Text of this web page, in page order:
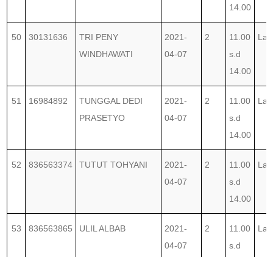
14.00
50 30131636
TRI PENY
WINDHAWATI
2021-
04-07
2
11.00
s.d
14.00
51 16984892
TUNGGAL DEDI
PRASETYO
2021-
04-07
2
11.00
s.d
14.00
52 836563374 TUTUT TOHYANI
2021-
04-07
2
11.00
s.d
14.00
53 836563865 ULIL ALBAB
2021-
04-07
2
11.00
s.d